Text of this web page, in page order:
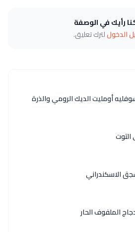
رأيك في الوصفة
الدخوللترك تعليق.
أومليت الديك الرومي والذرة
الاسكندراني
الملفوف الحار